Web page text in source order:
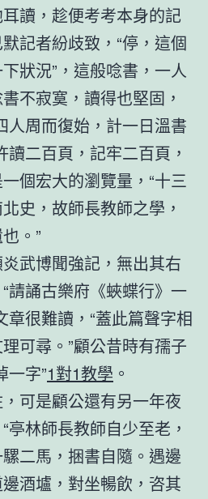
讀，趁便考考本身的記
記者紛歧致，“停，這個
狀況”，這般唸書，一人
不寂寞，讀得也堅固，
人周而復始，計一日溫書
讀二百頁，記牢二百頁，
個宏大的瀏覽量，“十三
史，故師長教師之學，
。”
武博聞強記，無出其右
請誦古樂府《蛺蝶行》一
章很難讀，“蓋此篇聲字相
可尋。”顧公昔時有孺子
一字”1對1教學 。
可是顧公還有另一年夜
林師長教師自少至老，
二馬，捆書自隨。遇邊
酒壚，對坐暢飲，咨其